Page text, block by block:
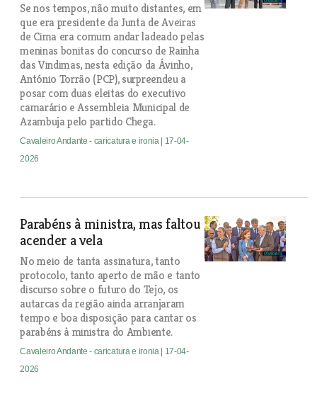
Se nos tempos, não muito distantes, em
que era presidente da Junta de Aveiras
de Cima era comum andar ladeado pelas
meninas bonitas do concurso de Rainha
das Vindimas, nesta edição da Ávinho,
António Torrão (PCP), surpreendeu a
posar com duas eleitas do executivo
camarário e Assembleia Municipal de
Azambuja pelo partido Chega.
Cavaleiro Andante - caricatura e ironia
| 17-04-
2026
Parabéns à ministra, mas faltou
acender a vela
No meio de tanta assinatura, tanto
protocolo, tanto aperto de mão e tanto
discurso sobre o futuro do Tejo, os
autarcas da região ainda arranjaram
tempo e boa disposição para cantar os
parabéns à ministra do Ambiente.
Cavaleiro Andante - caricatura e ironia
| 17-04-
2026